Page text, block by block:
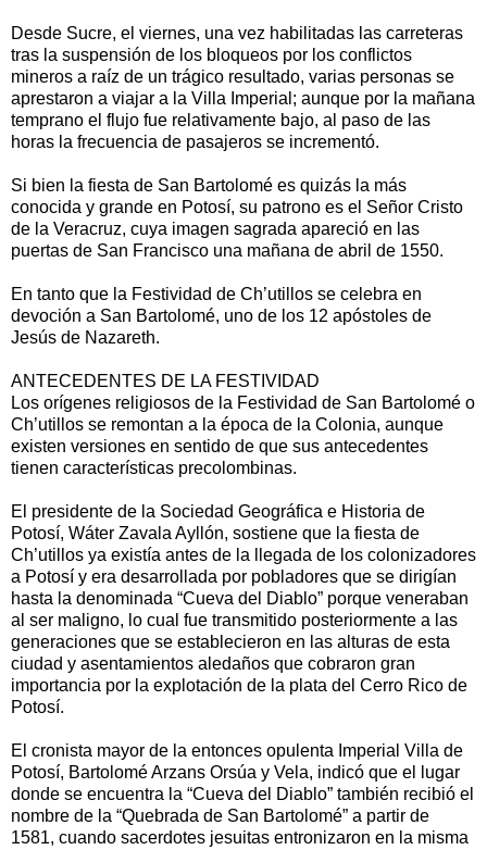
Desde Sucre, el viernes, una vez habilitadas las carreteras
tras la suspensión de los bloqueos por los conflictos
mineros a raíz de un trágico resultado, varias personas se
aprestaron a viajar a la Villa Imperial; aunque por la mañana
temprano el flujo fue relativamente bajo, al paso de las
horas la frecuencia de pasajeros se incrementó.
Si bien la fiesta de San Bartolomé es quizás la más
conocida y grande en Potosí, su patrono es el Señor Cristo
de la Veracruz, cuya imagen sagrada apareció en las
puertas de San Francisco una mañana de abril de 1550.
En tanto que la Festividad de Ch’utillos se celebra en
devoción a San Bartolomé, uno de los 12 apóstoles de
Jesús de Nazareth.
ANTECEDENTES DE LA FESTIVIDAD
Los orígenes religiosos de la Festividad de San Bartolomé o
Ch’utillos se remontan a la época de la Colonia, aunque
existen versiones en sentido de que sus antecedentes
tienen características precolombinas.
El presidente de la Sociedad Geográfica e Historia de
Potosí, Wáter Zavala Ayllón, sostiene que la fiesta de
Ch’utillos ya existía antes de la llegada de los colonizadores
a Potosí y era desarrollada por pobladores que se dirigían
hasta la denominada “Cueva del Diablo” porque veneraban
al ser maligno, lo cual fue transmitido posteriormente a las
generaciones que se establecieron en las alturas de esta
ciudad y asentamientos aledaños que cobraron gran
importancia por la explotación de la plata del Cerro Rico de
Potosí.
El cronista mayor de la entonces opulenta Imperial Villa de
Potosí, Bartolomé Arzans Orsúa y Vela, indicó que el lugar
donde se encuentra la “Cueva del Diablo” también recibió el
nombre de la “Quebrada de San Bartolomé” a partir de
1581, cuando sacerdotes jesuitas entronizaron en la misma